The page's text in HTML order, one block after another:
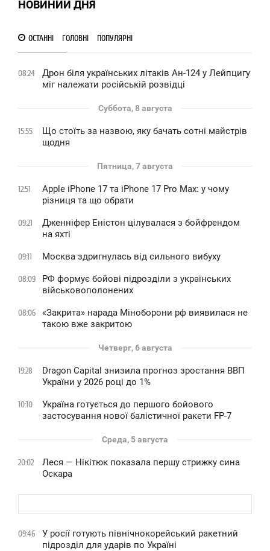
НОВИНИИ ДНЯ
ОСТАННІ ГОЛОВНІ ПОПУЛЯРНІ
08:24
Дрон біля українських літаків Ан-124 у Лейпцигу
міг належати російській розвідці
Суббота, 8 августа
15:55
Що стоїть за назвою, яку бачать сотні майстрів
щодня
Пятница, 7 августа
12:51
Apple iPhone 17 та iPhone 17 Pro Max: у чому
різниця та що обрати
09:21
Дженніфер Еністон цілувалася з бойфрендом
на яхті
09:11 Москва здригнулась від сильного вибуху
08:09
РФ формує бойові підрозділи з українських
військовополонених
08:06
«Закрита» нарада Міноборони рф виявилася не
такою вже закритою
Четверг, 6 августа
19:28
Dragon Capital знизила прогноз зростання ВВП
України у 2026 році до 1%
10:10
Україна готується до першого бойового
застосування нової балістичної ракети FP-7
Среда, 5 августа
20:02
Леся — Нікітюк показала першу стрижку сина
Оскара
09:46
У росії готують північнокорейський ракетний
підрозділ для ударів по Україні